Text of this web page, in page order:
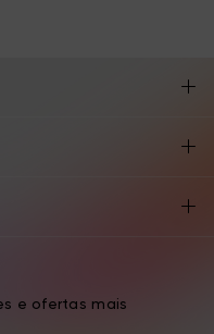
e ofertas mais